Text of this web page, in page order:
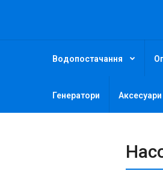
Водопостачання
Генератори Аксесуари